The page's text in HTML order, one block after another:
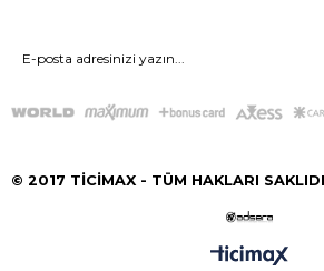
GÖNDER
© 2017 TİCİMAX - TÜM HAKLARI